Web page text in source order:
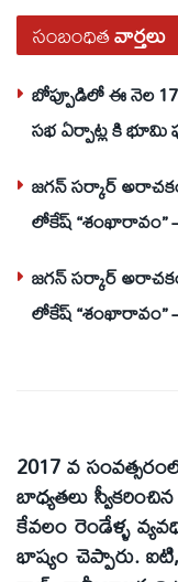
సంబంధితవార్తలు
బోప్పూడిలో ఈ నెల
సభ ఏర్పాట్ల కి భూమి
జగన్ సర్కార్
లోకేష్ “శంఖారావం”
జగన్ సర్కార్
లోకేష్ “శంఖారావం”
2017 వ
బాధ్యతలు
కేవలం రెండేళ్ళ
భాష్యం చెప్పారు.